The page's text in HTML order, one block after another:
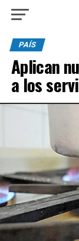
PAÍS
Aplican
a los